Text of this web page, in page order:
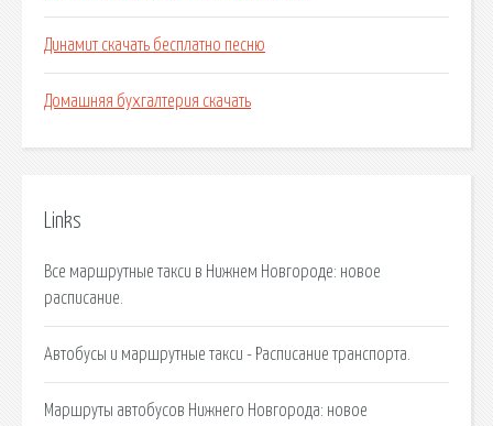
Динамит скачать бесплатно песню
Домашняя бухгалтерия скачать
Links
Все маршрутные такси в Нижнем Новгороде: новое
расписание.
Автобусы и маршрутные такси - Расписание транспорта.
Маршруты автобусов Нижнего Новгорода: новое